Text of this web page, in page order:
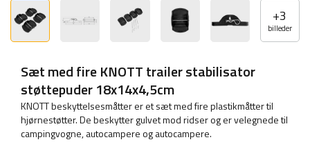
+3
billeder
Sæt med fire KNOTT trailer stabilisator
støttepuder 18x14x4,5cm
KNOTT beskyttelsesmåtter er et sæt med fire plastikmåtter til
hjørnestøtter. De beskytter gulvet mod ridser og er velegnede til
campingvogne, autocampere og autocampere.